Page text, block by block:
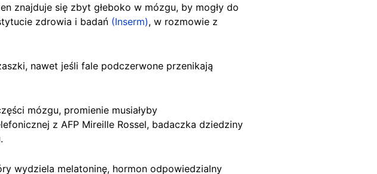
znajduje się zbyt głeboko w mózgu, by mogły do
zdrowia i badań (Inserm), w rozmowie z
nawet jeśli fale podczerwone przenikają
mózgu, promienie musiałyby
z AFP Mireille Rossel, badaczka dziedziny
wydziela melatoninę, hormon odpowiedzialny